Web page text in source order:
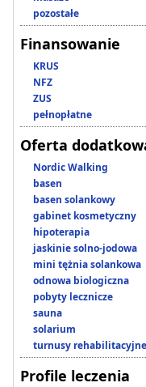
pozostałe
Finansowanie
KRUS
NFZ
ZUS
pełnopłatne
Oferta
Nordic Walking
basen
basen solankowy
gabinet kosmetyczny
hipoterapia
jaskinie solno-jodowa
mini tężnia solankowa
odnowa biologiczna
pobyty lecznicze
sauna
solarium
turnusy rehabilitacyjne
Profile leczenia